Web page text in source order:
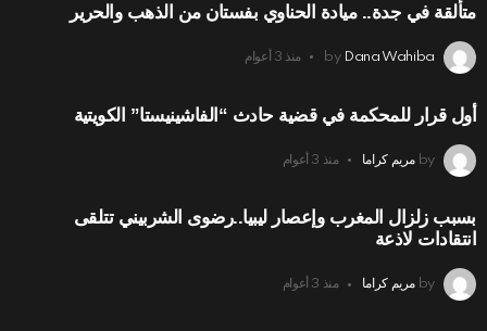
متألقة في جدة.. ميادة الحناوي بفستان من الذهب والحرير
by Dana Wahiba منذ 3 أعوام
أول قرار للمحكمة في قضية حادث “الفاشينيستا” الكويتية
by مريم كراما منذ 3 أعوام
بسبب زلزال المغرب وإعصار ليبيا..رضوى الشربيني تتلقى
انتقادات لاذعة
by مريم كراما منذ 3 أعوام